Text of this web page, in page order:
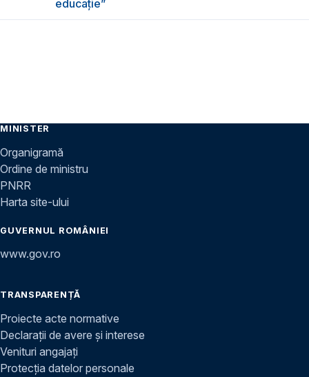
educație”
MINISTER
Organigramă
Ordine de ministru
PNRR
Harta site-ului
GUVERNUL ROMÂNIEI
www.gov.ro
TRANSPARENȚĂ
Proiecte acte normative
Declarații de avere și interese
Venituri angajați
Protecția datelor personale